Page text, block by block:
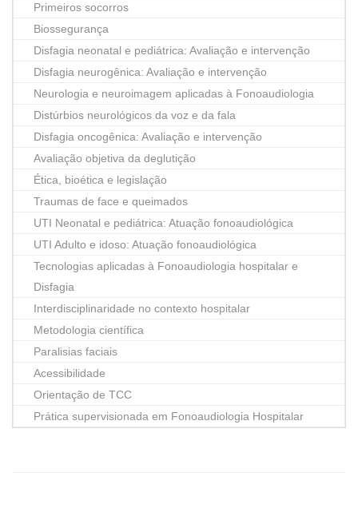
Primeiros socorros
Biossegurança
Disfagia neonatal e pediátrica: Avaliação e intervenção
Disfagia neurogênica: Avaliação e intervenção
Neurologia e neuroimagem aplicadas à Fonoaudiologia
Distúrbios neurológicos da voz e da fala
Disfagia oncogênica: Avaliação e intervenção
Avaliação objetiva da deglutição
Ética, bioética e legislação
Traumas de face e queimados
UTI Neonatal e pediátrica: Atuação fonoaudiológica
UTI Adulto e idoso: Atuação fonoaudiológica
Tecnologias aplicadas à Fonoaudiologia hospitalar e
Disfagia
Interdisciplinaridade no contexto hospitalar
Metodologia científica
Paralisias faciais
Acessibilidade
Orientação de TCC
Prática supervisionada em Fonoaudiologia Hospitalar